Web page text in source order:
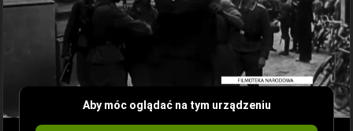
Aby móc oglądać na tym urządzeniu